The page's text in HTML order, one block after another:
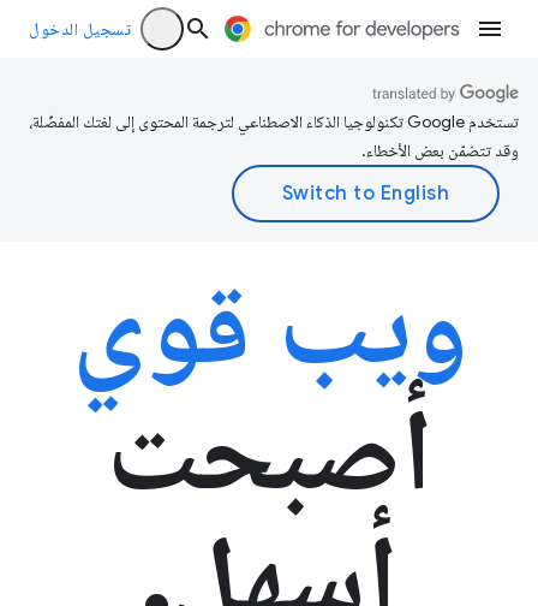
تسجيل الدخول
تستخدم Google تكنولوجيا الذكاء الاصطناعي لترجمة المحتوى إلى لغتك المفضّلة،
وقد تتضمّن بعض الأخطاء.
ويب قوي
أصبحت
أسهل.